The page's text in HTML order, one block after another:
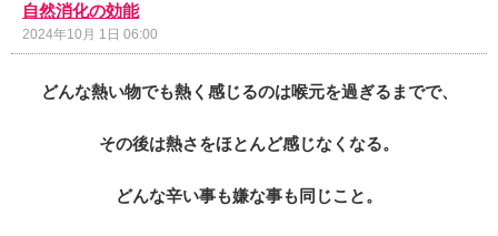
自然消化の効能
2024年10月 1日 06:00
どんな熱い物でも熱く感じるのは喉元を過ぎるまでで、
その後は熱さをほとんど感じなくなる。
どんな辛い事も嫌な事も同じこと。